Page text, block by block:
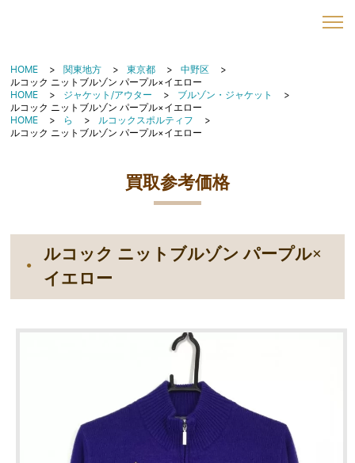
HOME 関東地方 東京都
中野区
ルコック ニットブルゾン パープル×イエロー
HOME
ジャケット/アウター
ブルゾン・ジャケット
ルコック ニットブルゾン パープル×イエロー
HOME
ら
ルコックスポルティフ
ルコック ニットブルゾン パープル×イエロー
買取参考価格
ルコック ニットブルゾン パープル×
イエロー